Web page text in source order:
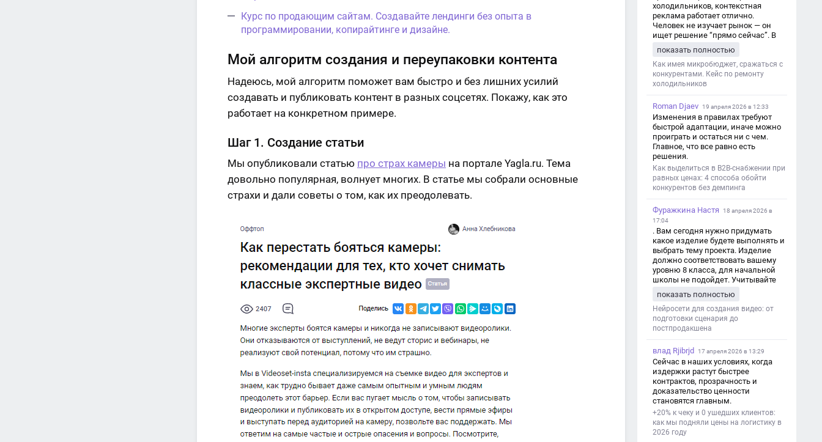
Курс по продающим сайтам. Создавайте лендинги без опыта в
программировании, копирайтинге и дизайне.
Мой алгоритм создания и переупаковки контента
Надеюсь, мой алгоритм поможет вам быстро и без лишних усилий
создавать и публиковать контент в разных соцсетях. Покажу, как это
работает на конкретном примере.
Шаг 1. Создание статьи
Мы опубликовали статью про страх камеры на портале Yagla.ru. Тема
довольно популярная, волнует многих. В статье мы собрали основные
страхи и дали советы о том, как их преодолевать.
холодильников, контекстная
реклама работает отлично.
Человек не изучает рынок — он
ищет решение “прямо сейчас”. В
и ловит самый горячий трафик,
тогда как SEO в таких задачах
просто не успевает.
показать полностью
Как имея микробюджет, сражаться с
конкурентами. Кейс по ремонту
холодильников
Roman Djaev 19 апреля 2026 в 12:33
Изменения в правилах требуют
быстрой адаптации, иначе можно
проиграть и остаться ни с чем.
Главное, что все равно есть
решения.
Как выделиться в B2B-снабжении при
равных ценах: 4 способа обойти
конкурентов без демпинга
Фуражкина Настя
18 апреля 2026 в
17:04
. Вам сегодня нужно придумать
какое изделие будете выполнять и
выбрать тему проекта. Изделие
должно соответствовать вашему
уровню 8 класса, для начальной
школы не подойдет. Учитывайте
уровня работы. Структура проекта 1.
Титульный лист - Название школы.
- Тип работы: «Проектная работа». -
Тема проекта. - Кто выполнил:
должность учителя. - Город, год. 2.
Введение - Актуальность темы
(почему это важно). - Цель и
задачи проекта. - Объект и предмет
исследования. - Методы работы. 3.
Основная часть - Теоретическая
основные понятия. - Практическая
глава: что сделано (исследование,
опрос, создание изделия и т. д.). -
показать полностью
Нейросети для создания видео: от
подготовки сценария до
постпродакшена
влад Rjibrjd 17 апреля 2026 в 13:29
Сейчас в наших условиях, когда
издержки растут быстрее
контрактов, прозрачность и
доказательство ценности
становятся главным.
+20% к чеку и 0 ушедших клиентов:
как мы подняли цены на логистику в
2026 году